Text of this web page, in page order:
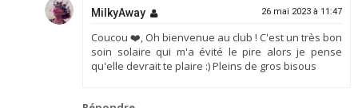
MilkyAway 26 mai 2023 à 11:47
Coucou ❤️, Oh bienvenue au club ! C'est un très bon
soin solaire qui m'a évité le pire alors je pense
qu'elle devrait te plaire :) Pleins de gros bisous